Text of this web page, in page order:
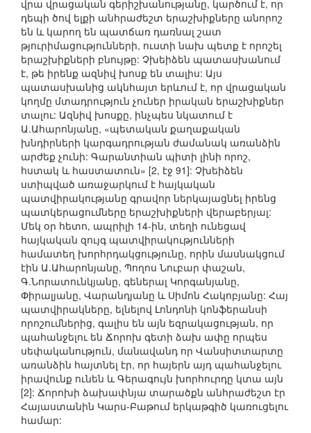
վրա վրացական գերիշխանությանը, կարծում է, որ
դեպի ծով ելքի անհրաժեշտ երաշխիքները անորոշ
են և կարող են պատճառ դառնալ շատ
թյուրիմացությունների, ուստի նախ պետք է որոշել
երաշխիքների բնույթը: Չխեիձեն պատասխանում
է, թե իրենք ազնիվ խոսք են տալիս: Այս
պատասխանից ակնհայտ երևում է, որ վրացական
կողմը մտադրություն չուներ իրական երաշխիքներ
տալու: Ազնիվ խոսքը, ինչպես նկատում է
Ա.Ահարոնյանը, «պետական քաղաքական
խնդիրների կարգադրության ժամանակ առանձին
արժեք չունի: Գարանտիան պիտի լինի որոշ,
հստակ և հաստատուն» [2, էջ 91]: Չխեիձեն
ստիպված առաջարկում է հայկական
պատվիրակությանը գրավոր ներկայացնել իրենց
պատկերացումները երաշխիքների վերաբերյալ:
Մեկ օր հետո, ապրիլի 14-ին, տեղի ունեցավ
հայկական զույգ պատվիրակությունների
համատեղ խորհրդակցությունը, որին մասնակցում
էին Ա.Ահարոնյանը, Պողոս Նուբար փաշան,
Գ.Նորատունկյանը, գեներալ Կորգանյանը,
Փիրալյանը, Վարանդյանը և Սիմոն Հակոբյանը: Հայ
պատվիրակները, ելնելով Լոնդոնի կոնֆերանսի
որոշումներից, գալիս են այն եզրակացության, որ
պահանջելու են Ճորոխ գետի ձախ ափը որպես
սեփականություն, մանավանդ որ Վանսիտտարտը
առանձին հայտնել էր, որ հայերն այդ պահանջելու
իրավունք ունեն և Գերագույն խորհուրդը կտա այն
[2]: Ճորոխի ձախափնյա տարածքն անհրաժեշտ էր
Հայաստանին Կարս-Բաթում երկաթգիծ կառուցելու
համար: